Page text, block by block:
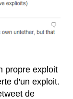
propre exploit
d'un exploit.
de